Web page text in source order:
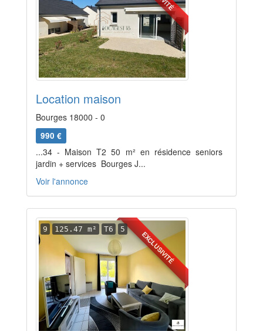
Location maison
Bourges 18000 - 0
990 €
...34 - Maison T2 50 m² en résidence seniors 
jardin + services  Bourges J...
Voir l'annonce
EXCLUSIVITÉ
9 125.47 m² T6 5